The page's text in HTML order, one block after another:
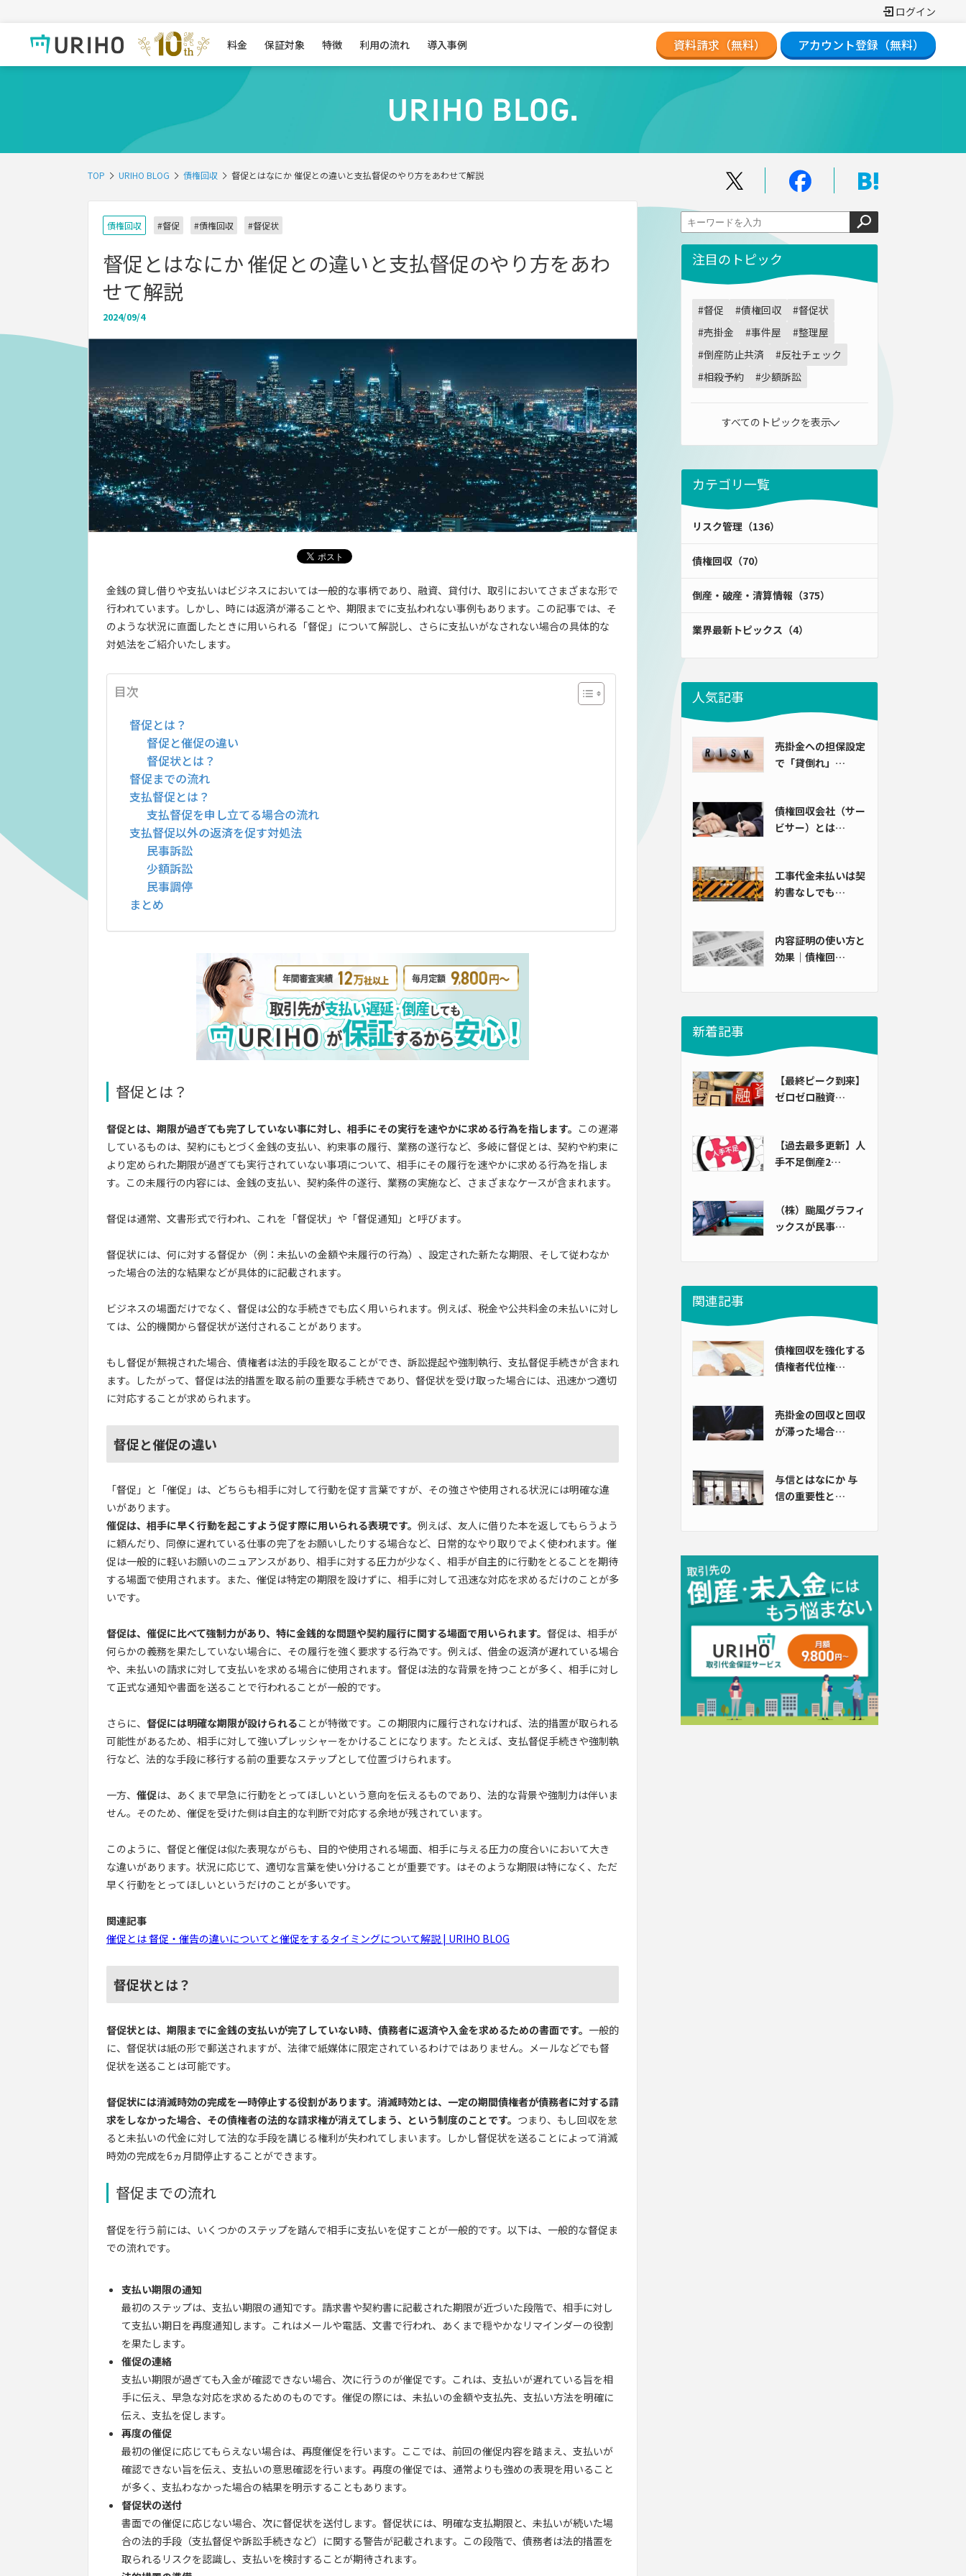
ログイン
料金 保証対象 特徴 利用の流れ 導入事例 資料請求（無料） アカウント登録（無料）
TOP URIHO BLOG 債権回収 督促とはなにか 催促との違いと支払督促のやり方をあわせて解説
債権回収 #督促 #債権回収 #督促状
督促とはなにか 催促との違いと支払督促のやり方をあわ
せて解説
2024/09/4
金銭の貸し借りや支払いはビジネスにおいては一般的な事柄であり、融資、貸付け、取引においてさまざまな形で
行われています。しかし、時には返済が滞ることや、期限までに支払われない事例もあります。この記事では、そ
のような状況に直面したときに用いられる「督促」について解説し、さらに支払いがなされない場合の具体的な
対処法をご紹介いたします。
目次
督促とは？
督促と催促の違い
督促状とは？
督促までの流れ
支払督促とは？
支払督促を申し立てる場合の流れ
支払督促以外の返済を促す対処法
民事訴訟
少額訴訟
民事調停
まとめ
督促とは？
督促とは、期限が過ぎても完了していない事に対し、相手にその実行を速やかに求める行為を指します。 この遅滞
しているものは、契約にもとづく金銭の支払い、約束事の履行、業務の遂行など、多岐に督促とは、契約や約束に
より定められた期限が過ぎても実行されていない事項について、相手にその履行を速やかに求める行為を指しま
す。この未履行の内容には、金銭の支払い、契約条件の遂行、業務の実施など、さまざまなケースが含まれます。
督促は通常、文書形式で行われ、これを「督促状」や「督促通知」と呼びます。
督促状には、何に対する督促か（例：未払いの金額や未履行の行為）、設定された新たな期限、そして従わなか
った場合の法的な結果などが具体的に記載されます。
ビジネスの場面だけでなく、督促は公的な手続きでも広く用いられます。例えば、税金や公共料金の未払いに対し
ては、公的機関から督促状が送付されることがあります。
もし督促が無視された場合、債権者は法的手段を取ることができ、訴訟提起や強制執行、支払督促手続きが含まれ
ます。したがって、督促は法的措置を取る前の重要な手続きであり、督促状を受け取った場合には、迅速かつ適切
に対応することが求められます。
督促と催促の違い
「督促」と「催促」は、どちらも相手に対して行動を促す言葉ですが、その強さや使用される状況には明確な違
いがあります。
催促は、相手に早く行動を起こすよう促す際に用いられる表現です。 例えば、友人に借りた本を返してもらうよう
に頼んだり、同僚に遅れている仕事の完了をお願いしたりする場合など、日常的なやり取りでよく使われます。催
促は一般的に軽いお願いのニュアンスがあり、相手に対する圧力が少なく、相手が自主的に行動をとることを期待
する場面で使用されます。また、催促は特定の期限を設けずに、相手に対して迅速な対応を求めるだけのことが多
いです。
督促は、催促に比べて強制力があり、特に金銭的な問題や契約履行に関する場面で用いられます。 督促は、相手が
何らかの義務を果たしていない場合に、その履行を強く要求する行為です。例えば、借金の返済が遅れている場合
や、未払いの請求に対して支払いを求める場合に使用されます。督促は法的な背景を持つことが多く、相手に対し
て正式な通知や書面を送ることで行われることが一般的です。
さらに、 督促には明確な期限が設けられることが特徴です。この期限内に履行されなければ、法的措置が取られる
可能性があるため、相手に対して強いプレッシャーをかけることになります。たとえば、支払督促手続きや強制執
行など、法的な手段に移行する前の重要なステップとして位置づけられます。
一方、 催促は、あくまで早急に行動をとってほしいという意向を伝えるものであり、法的な背景や強制力は伴いま
せん。そのため、催促を受けた側は自主的な判断で対応する余地が残されています。
このように、督促と催促は似た表現ながらも、目的や使用される場面、相手に与える圧力の度合いにおいて大き
な違いがあります。状況に応じて、適切な言葉を使い分けることが重要です。はそのような期限は特になく、ただ
早く行動をとってほしいというだけのことが多いです。
関連記事
催促とは 督促・催告の違いについてと催促をするタイミングについて解説 | URIHO BLOG
督促状とは？
督促状とは、期限までに金銭の支払いが完了していない時、債務者に返済や入金を求めるための書面です。 一般的
に、督促状は紙の形で郵送されますが、法律で紙媒体に限定されているわけではありません。メールなどでも督
促状を送ることは可能です。
督促状には消滅時効の完成を一時停止する役割があります。消滅時効とは、一定の期間債権者が債務者に対する請
求をしなかった場合、その債権者の法的な請求権が消えてしまう、という制度のことです。 つまり、もし回収を怠
ると未払いの代金に対して法的な手段を講じる権利が失われてしまいます。しかし督促状を送ることによって消滅
時効の完成を6ヵ月間停止することができます。
督促までの流れ
督促を行う前には、いくつかのステップを踏んで相手に支払いを促すことが一般的です。以下は、一般的な督促ま
での流れです。
支払い期限の通知
最初のステップは、支払い期限の通知です。請求書や契約書に記載された期限が近づいた段階で、相手に対し
て支払い期日を再度通知します。これはメールや電話、文書で行われ、あくまで穏やかなリマインダーの役割
を果たします。
催促の連絡
支払い期限が過ぎても入金が確認できない場合、次に行うのが催促です。これは、支払いが遅れている旨を相
手に伝え、早急な対応を求めるためのものです。催促の際には、未払いの金額や支払先、支払い方法を明確に
伝え、支払を促します。
再度の催促
最初の催促に応じてもらえない場合は、再度催促を行います。ここでは、前回の催促内容を踏まえ、支払いが
確認できない旨を伝え、支払いの意思確認を行います。再度の催促では、通常よりも強めの表現を用いること
が多く、支払わなかった場合の結果を明示することもあります。
督促状の送付
書面での催促に応じない場合、次に督促状を送付します。督促状には、明確な支払期限と、未払いが続いた場
合の法的手段（支払督促や訴訟手続きなど）に関する警告が記載されます。この段階で、債務者は法的措置を
取られるリスクを認識し、支払いを検討することが期待されます。
注目のトピック
#督促 #債権回収
#督促状
#売掛金
#事件屋
#整理屋
#倒産防止共済
#反社チェック
#相殺予約
#少額訴訟
すべてのトピックを表示
カテゴリ一覧
リスク管理（136）
債権回収（70）
倒産・破産・清算情報（375）
業界最新トピックス（4）
人気記事
売掛金への担保設定
で「貸倒れ」…
債権回収会社（サー
ビサー）とは…
工事代金未払いは契
約書なしでも…
内容証明の使い方と
効果｜債権回…
新着記事
【最終ピーク到来】
ゼロゼロ融資…
【過去最多更新】人
手不足倒産2…
（株）颱風グラフィ
ックスが民事…
関連記事
債権回収を強化する
債権者代位権…
売掛金の回収と回収
が滞った場合…
与信とはなにか 与
信の重要性と…